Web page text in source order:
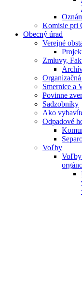
Komisie pri
Obecný úrad
Verejné
Zmluvy,
Smernice a
Povinne
Sadzobníky
Ako
Odpadové
Voľby
Voľby